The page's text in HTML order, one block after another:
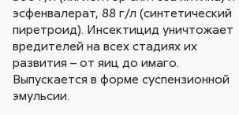
эсфенвалерат, 88 г/л (синтетический
пиретроид). Инсектицид уничтожает
вредителей на всех стадиях их
развития – от яиц до имаго.
Выпускается в форме суспензионной
эмульсии.